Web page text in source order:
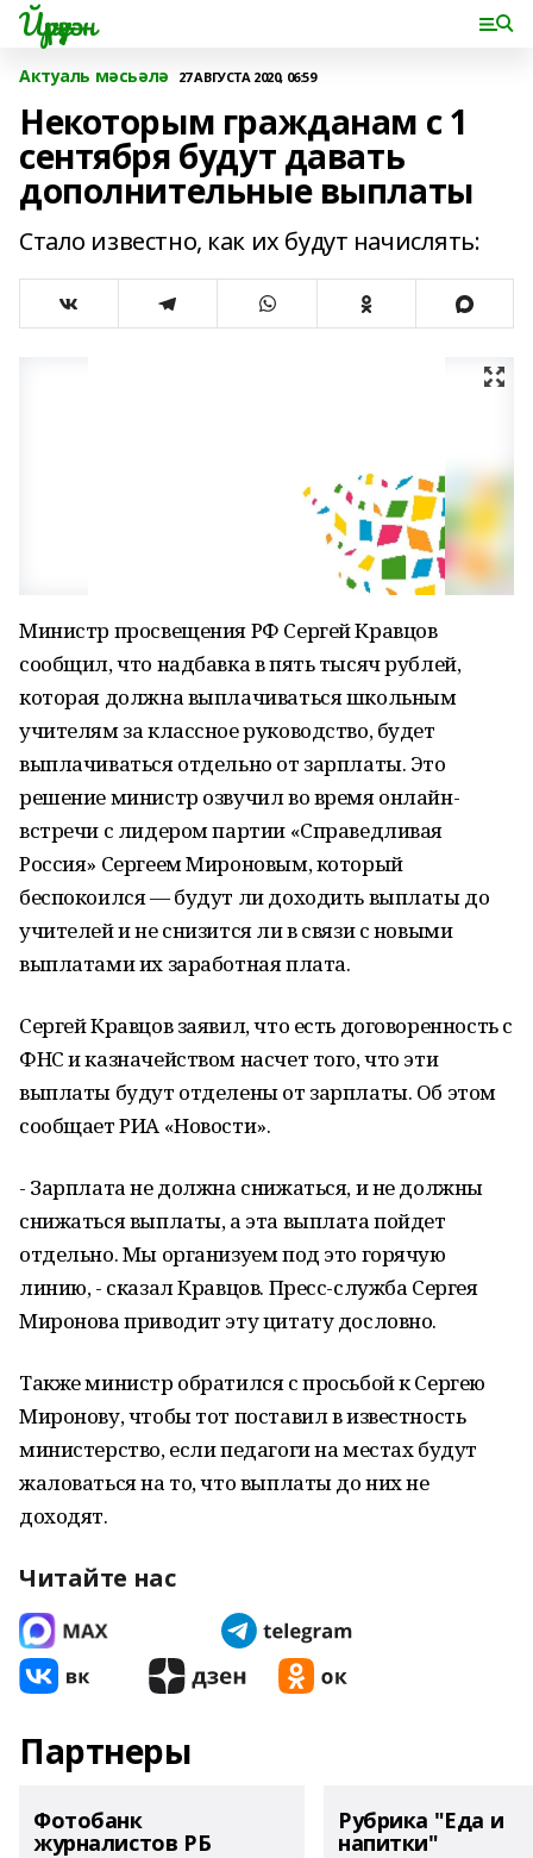
Йүрүҙән
Актуаль мәсьәлә 27 АВГУСТА 2020, 06:59
Некоторым гражданам с 1
сентября будут давать
дополнительные выплаты
Стало известно, как их будут начислять:
Министр просвещения РФ Сергей Кравцов
сообщил, что надбавка в пять тысяч рублей,
которая должна выплачиваться школьным
учителям за классное руководство, будет
выплачиваться отдельно от зарплаты. Это
решение министр озвучил во время онлайн-
встречи с лидером партии «Справедливая
Россия» Сергеем Мироновым, который
беспокоился — будут ли доходить выплаты до
учителей и не снизится ли в связи с новыми
выплатами их заработная плата.
Сергей Кравцов заявил, что есть договоренность с
ФНС и казначейством насчет того, что эти
выплаты будут отделены от зарплаты. Об этом
сообщает РИА «Новости».
- Зарплата не должна снижаться, и не должны
снижаться выплаты, а эта выплата пойдет
отдельно. Мы организуем под это горячую
линию, - сказал Кравцов. Пресс-служба Сергея
Миронова приводит эту цитату дословно.
Также министр обратился с просьбой к Сергею
Миронову, чтобы тот поставил в известность
министерство, если педагоги на местах будут
жаловаться на то, что выплаты до них не
доходят.
Читайте нас
Партнеры
Фотобанк
журналистов РБ
Рубрика "Еда и
напитки"